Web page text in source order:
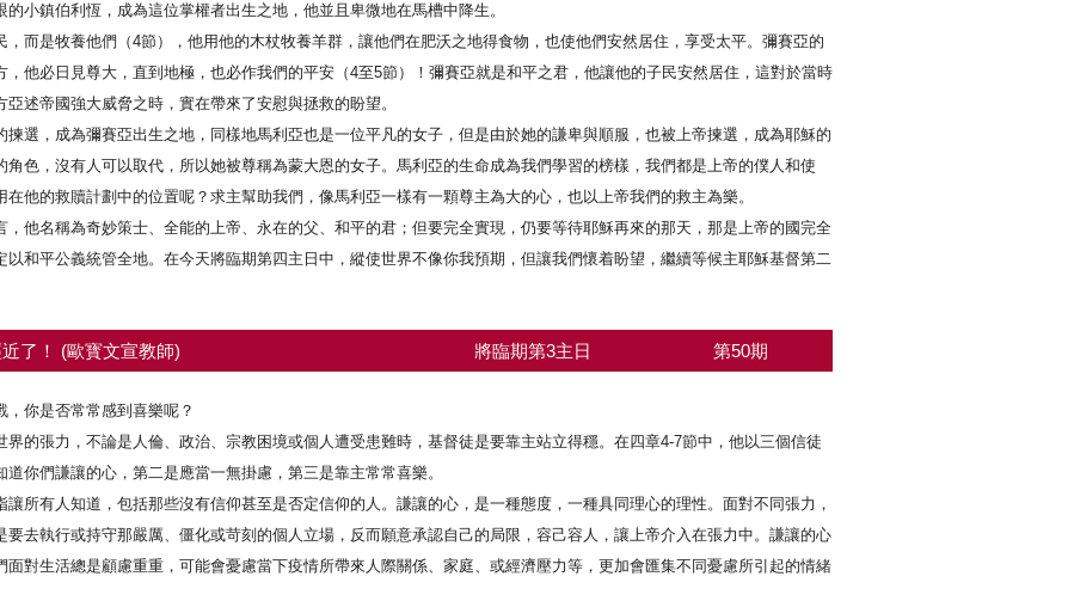
小鎮伯利恆，成為這位掌權者出生之地，他並且卑微地在馬槽中降生。
而是牧養他們（4節），他用他的木杖牧養羊群，讓他們在肥沃之地得食物，也使他們安然居住，享受太平。彌賽亞的
他必日見尊大，直到地極，也必作我們的平安（4至5節）！彌賽亞就是和平之君，他讓他的子民安然居住，這對於當時
述帝國強大威脅之時，實在帶來了安慰與拯救的盼望。
選，成為彌賽亞出生之地，同樣地馬利亞也是一位平凡的女子，但是由於她的謙卑與順服，也被上帝揀選，成為耶穌的
色，沒有人可以取代，所以她被尊稱為蒙大恩的女子。馬利亞的生命成為我們學習的榜樣，我們都是上帝的僕人和使
他的救贖計劃中的位置呢？求主幫助我們，像馬利亞一樣有一顆尊主為大的心，也以上帝我們的救主為樂。
他名稱為奇妙策士、全能的上帝、永在的父、和平的君；但要完全實現，仍要等待耶穌再來的那天，那是上帝的國完全
和平公義統管全地。在今天將臨期第四主日中，縱使世界不像你我預期，但讓我們懷着盼望，繼續等候主耶穌基督第二
了！ (歐寳文宣教師) 將臨期第3主日 第50期
你是否常常感到喜樂呢？
的張力，不論是人倫、政治、宗教困境或個人遭受患難時，基督徒是要靠主站立得穩。在四章4-7節中，他以三個信徒
你們謙讓的心，第二是應當一無掛慮，第三是靠主常常喜樂。
所有人知道，包括那些沒有信仰甚至是否定信仰的人。謙讓的心，是一種態度，一種具同理心的理性。面對不同張力，
去執行或持守那嚴厲、僵化或苛刻的個人立場，反而願意承認自己的局限，容己容人，讓上帝介入在張力中。謙讓的心
對生活總是顧慮重重，可能會憂慮當下疫情所帶來人際關係、家庭、或經濟壓力等，更加會匯集不同憂慮所引起的情緒